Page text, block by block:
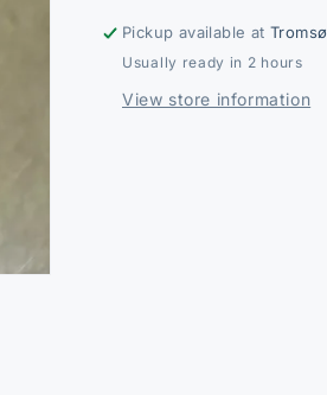
Pickup available atTromsø
Usually ready in 2 hours
View store information